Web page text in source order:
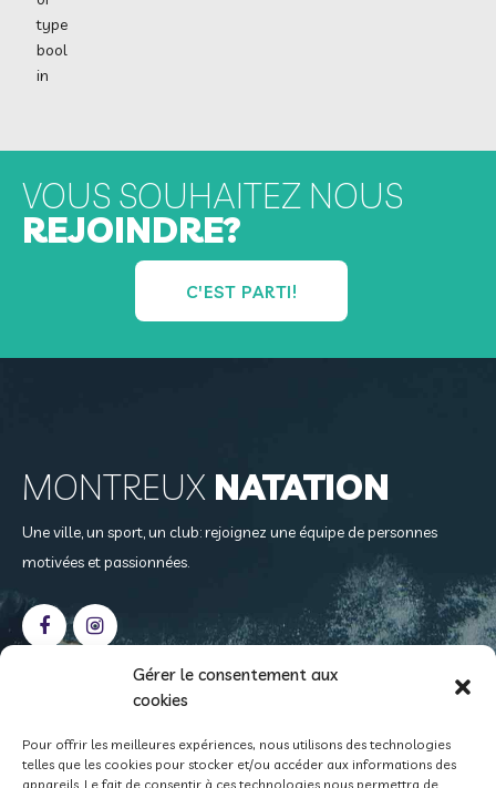
Gérer le consentement aux
cookies
Pour offrir les meilleures expériences, nous utilisons des technologies
telles que les cookies pour stocker et/ou accéder aux informations des
appareils. Le fait de consentir à ces technologies nous permettra de
type
bool
in
VOUS SOUHAITEZ NOUS
REJOINDRE?
C'EST PARTI!
MONTREUX NATATION
Une ville, un sport, un club: rejoignez une équipe de personnes
motivées et passionnées.
COORDONNÉES
Case postale 408